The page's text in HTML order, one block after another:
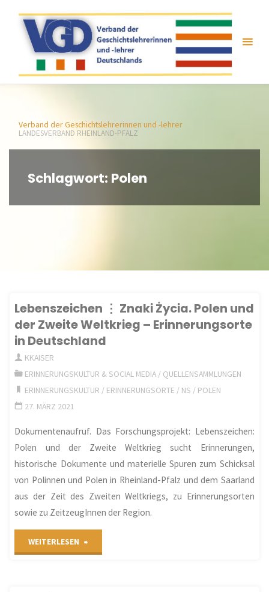
springen
Verband der Geschichtslehrerinnen und -lehrer
LANDESVERBAND RHEINLAND-PFALZ
Schlagwort: Polen
Lebenszeichen ⋮ Znaki Życia. Polen und
der Zweite Weltkrieg – Erinnerungsorte
in Deutschland
KKAISER
ERINNERUNGSKULTUR & SOCIAL MEDIA / QUELLENSAMMLUNGEN
ERINNERUNGSKULTUR / ERINNERUNGSORTE / NS / POLEN
27. MÄRZ 2021
Dokumentenaufruf. Das Forschungsprojekt: Lebenszeichen:
Polen und der Zweite Weltkrieg sucht Erinnerungen,
historische Dokumente und materielle Spuren zum Schicksal
von Polinnen und Polen in Rheinland-Pfalz und dem Saarland
aus der Zeit des Zweiten Weltkriegs, zu Erinnerungsorten
sowie zu ZeitzeugInnen der Region.
WEITERLESEN